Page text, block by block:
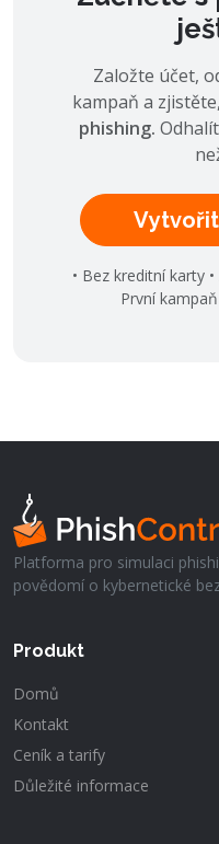
Založte účet,
kampaň a zjistěte,
phishing.
• Bez kreditní karty
První
Platforma pro simulaci
povědomí o kybernetické
Produkt
Domů
Kontakt
Ceník a tarify
Důležité informace